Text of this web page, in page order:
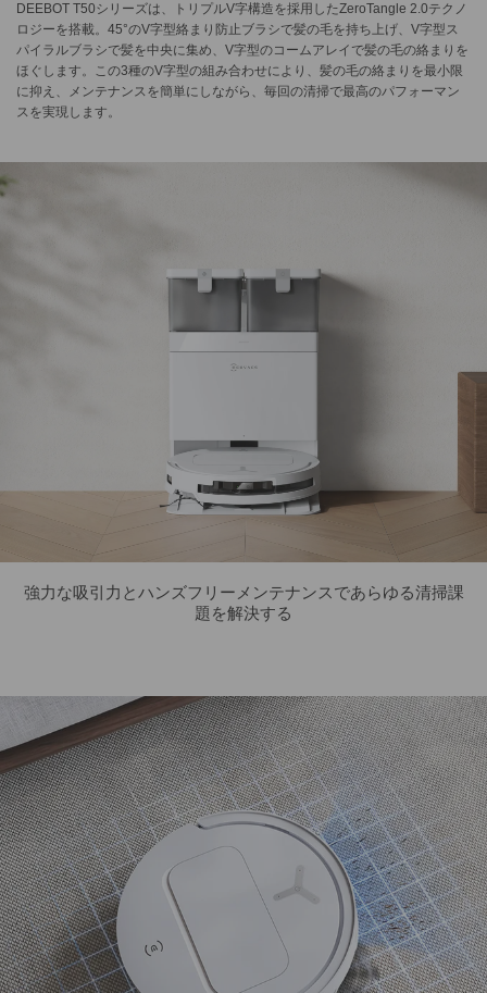
DEEBOT T50シリーズは、トリプルV字構造を採用したZeroTangle 2.0テクノ
ロジーを搭載。45°のV字型絡まり防止ブラシで髪の毛を持ち上げ、V字型ス
パイラルブラシで髪を中央に集め、V字型のコームアレイで髪の毛の絡まりを
ほぐします。この3種のV字型の組み合わせにより、髪の毛の絡まりを最小限
に抑え、メンテナンスを簡単にしながら、毎回の清掃で最高のパフォーマン
スを実現します。
強力な吸引力とハンズフリーメンテナンスであらゆる清掃課
題を解決する